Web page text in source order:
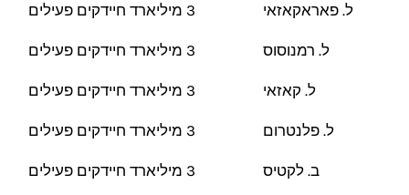
ל. פאראקאזאי 3 מיליארד חיידקים פעילים
ל. רמנוסוס 3 מיליארד חיידקים פעילים
ל. קאזאי 3 מיליארד חיידקים פעילים
ל. פלנטרום 3 מיליארד חיידקים פעילים
ב. לקטיס 3 מיליארד חיידקים פעילים